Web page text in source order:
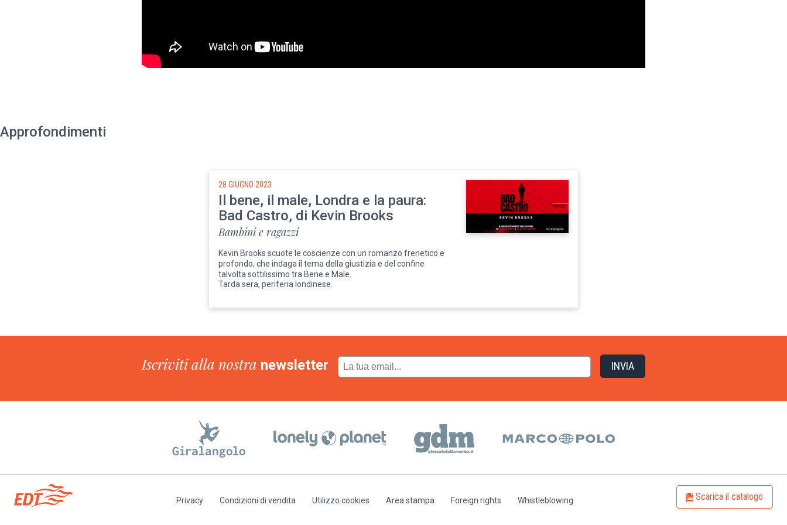
Approfondimenti
28 GIUGNO 2023
Il bene, il male, Londra e la paura:
Bad Castro, di Kevin Brooks
Bambini e ragazzi
Kevin Brooks scuote le coscienze con un romanzo frenetico e
profondo, che indaga il tema della giustizia e del confine
talvolta sottilissimo tra Bene e Male.
Tarda sera, periferia londinese.
Iscriviti alla nostra newsletter
Privacy Condizioni di vendita Utilizzo cookies Area stampa Foreign rights Whistleblowing Scarica il catalogo